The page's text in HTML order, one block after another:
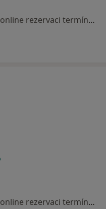
Tento specialista nenabízí online rezervaci termínu na této adrese.
Tento specialista nenabízí online rezervaci termínu na této adrese.